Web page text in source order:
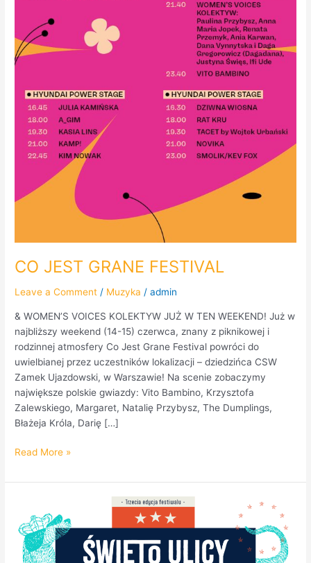
CO JEST GRANE FESTIVAL
Leave a Comment / Muzyka /admin
& WOMEN’S VOICES KOLEKTYW JUŻ W TEN WEEKEND! Już w
najbliższy weekend (14-15) czerwca, znany z piknikowej i
rodzinnej atmosfery Co Jest Grane Festival powróci do
uwielbianej przez uczestników lokalizacji – dziedzińca CSW
Zamek Ujazdowski, w Warszawie! Na scenie zobaczymy
największe polskie gwiazdy: Vito Bambino, Krzysztofa
Zalewskiego, Margaret, Natalię Przybysz, The Dumplings,
Błażeja Króla, Darię […]
Read More »
Klaudyna
Desperat